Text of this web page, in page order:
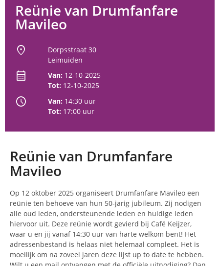
Reünie van Drumfanfare
Mavileo
location_on
Dorpsstraat 30
Leimuiden
calendar_month Van: 12-10-2025
Tot: 12-10-2025
schedule Van: 14:30 uur
Tot: 17:00 uur
Reünie van Drumfanfare
Mavileo
Op 12 oktober 2025 organiseert Drumfanfare Mavileo een
reünie ten behoeve van hun 50-jarig jubileum. Zij nodigen
alle oud leden, ondersteunende leden en huidige leden
hiervoor uit. Deze reünie wordt gevierd bij Café Keijzer,
waar u en jij vanaf 14:30 uur van harte welkom bent! Het
adressenbestand is helaas niet helemaal compleet. Het is
moeilijk om na zoveel jaren deze lijst up to date te hebben.